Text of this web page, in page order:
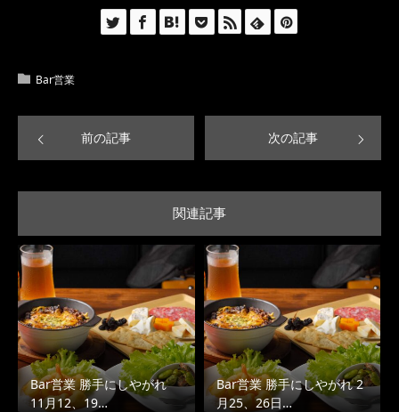
Bar営業
前の記事 次の記事
関連記事
Bar営業 勝手にしやがれ
11月12、19…
Bar営業 勝手にしやがれ 2
月25、26日…